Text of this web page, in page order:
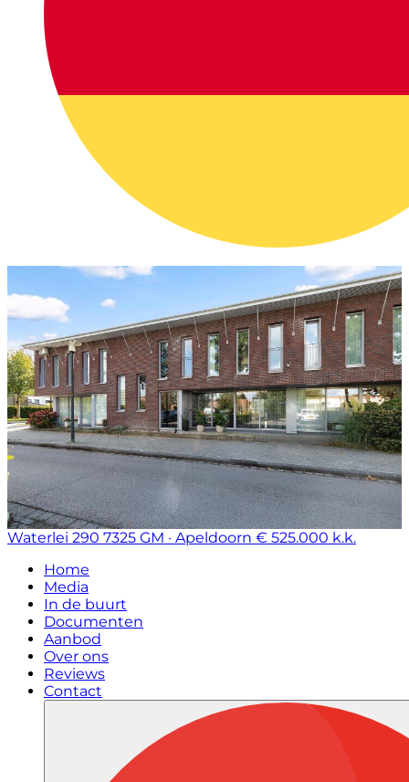
Waterlei 290 7325 GM · Apeldoorn € 525.000 k.k.
Home
Media
In de buurt
Documenten
Aanbod
Over ons
Reviews
Contact